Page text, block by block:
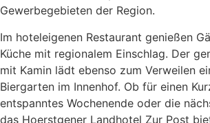
Gewerbegebieten der Region.
Im hoteleigenen Restaurant genießen
Küche mit regionalem Einschlag. Der
mit Kamin lädt ebenso zum Verweilen
Biergarten im Innenhof. Ob für einen
entspanntes Wochenende oder die
das Hoerstgener Landhotel Zur Post